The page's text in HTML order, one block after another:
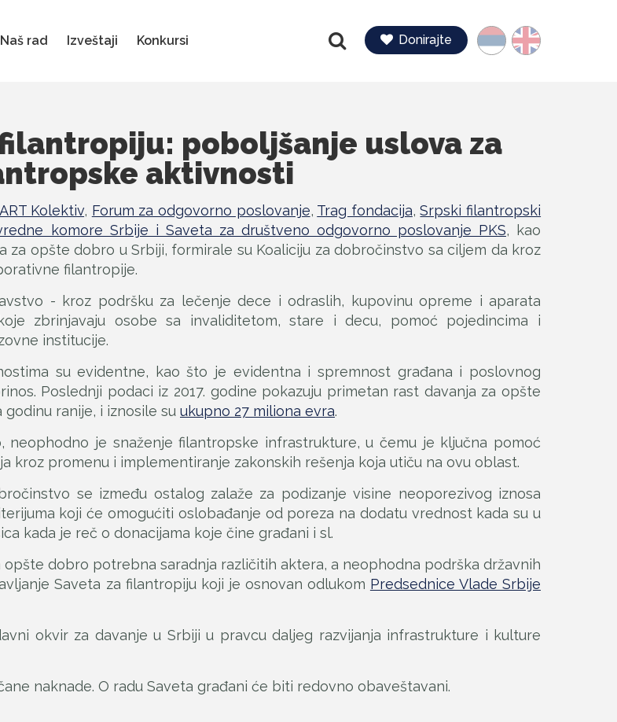
Jezik
Donirajte
Pretraga
Naš rad Izveštaji Konkursi
poboljšanje uslova za
aktivnosti
Kolektiv, Forum za odgovorno poslovanje, Trag fondacija,Srpski filantropski
komore Srbije i Saveta za društveno odgovorno poslovanje PKS, kao
opšte dobro u Srbiji, formirale su Koaliciju za dobročinstvo sa ciljem da kroz
filantropije.
- kroz podršku za lečenje dece i odraslih, kupovinu opreme i aparata
zbrinjavaju osobe sa invaliditetom, stare i decu, pomoć pojedincima i
institucije.
su evidentne, kao što je evidentna i spremnost građana i poslovnog
Poslednji podaci iz 2017. godine pokazuju primetan rast davanja za opšte
ranije, i iznosile su ukupno 27 miliona evra.
je snaženje filantropske infrastrukture, u čemu je ključna pomoć
kroz promenu i implementiranje zakonskih rešenja koja utiču na ovu oblast.
se između ostalog zalaže za podizanje visine neoporezivog iznosa
koji će omogućiti oslobađanje od poreza na dodatu vrednost kada su u
kada je reč o donacijama koje čine građani i sl.
dobro potrebna saradnja različitih aktera, a neophodna podrška državnih
Saveta za filantropiju koji je osnovan odlukom Predsednice Vlade Srbije
okvir za davanje u Srbiji u pravcu daljeg razvijanja infrastrukture i kulture
naknade. O radu Saveta građani će biti redovno obaveštavani.